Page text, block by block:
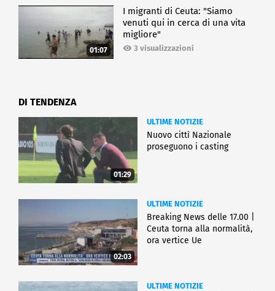
01:07
I migranti di Ceuta: "Siamo
venuti qui in cerca di una vita
migliore"
3 visualizzazioni
DI TENDENZA
01:29
ULTIME NOTIZIE
Nuovo cittì Nazionale
proseguono i casting
02:03
ULTIME NOTIZIE
Breaking News delle 17.00 |
Ceuta torna alla normalità,
ora vertice Ue
ULTIME NOTIZIE